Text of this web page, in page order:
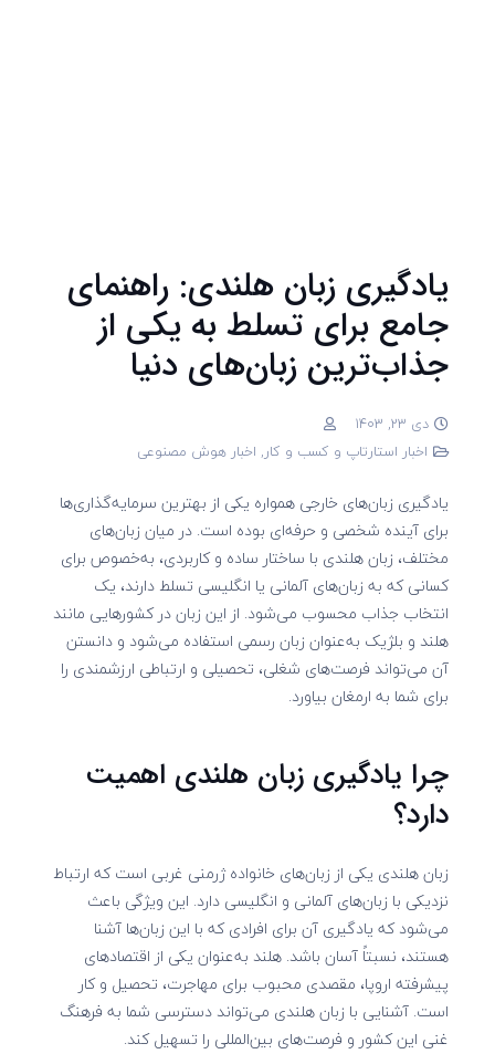
یادگیری زبان هلندی: راهنمای
جامع برای تسلط به یکی از
جذاب‌ترین زبان‌های دنیا
دی 23, 1403
اخبار استارتاپ و کسب و کار, اخبار هوش مصنوعی
یادگیری زبان‌های خارجی همواره یکی از بهترین سرمایه‌گذاری‌ها
برای آینده شخصی و حرفه‌ای بوده است. در میان زبان‌های
مختلف، زبان هلندی با ساختار ساده و کاربردی، به‌خصوص برای
کسانی که به زبان‌های آلمانی یا انگلیسی تسلط دارند، یک
انتخاب جذاب محسوب می‌شود. از این زبان در کشورهایی مانند
هلند و بلژیک به‌عنوان زبان رسمی استفاده می‌شود و دانستن
آن می‌تواند فرصت‌های شغلی، تحصیلی و ارتباطی ارزشمندی را
برای شما به ارمغان بیاورد.
چرا یادگیری زبان هلندی اهمیت
دارد؟
زبان هلندی یکی از زبان‌های خانواده ژرمنی غربی است که ارتباط
نزدیکی با زبان‌های آلمانی و انگلیسی دارد. این ویژگی باعث
می‌شود که یادگیری آن برای افرادی که با این زبان‌ها آشنا
هستند، نسبتاً آسان باشد. هلند به‌عنوان یکی از اقتصادهای
پیشرفته اروپا، مقصدی محبوب برای مهاجرت، تحصیل و کار
است. آشنایی با زبان هلندی می‌تواند دسترسی شما به فرهنگ
غنی این کشور و فرصت‌های بین‌المللی را تسهیل کند.